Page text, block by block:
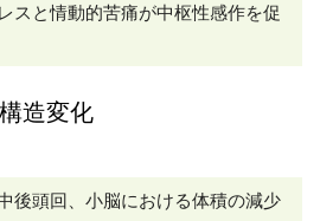
スと情動的苦痛が中枢性感作を促
造変化
後頭回、小脳における体積の減少